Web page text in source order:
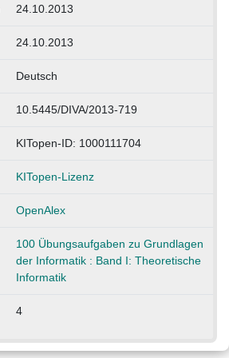
24.10.2013
24.10.2013
Deutsch
10.5445/DIVA/2013-719
KITopen-ID: 1000111704
KITopen-Lizenz
OpenAlex
100 Übungsaufgaben zu Grundlagen
der Informatik : Band I: Theoretische
Informatik
4